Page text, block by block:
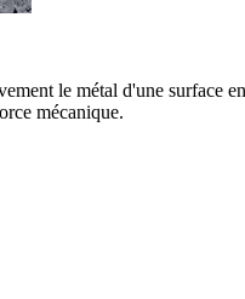
le métal d'une surface
mécanique.